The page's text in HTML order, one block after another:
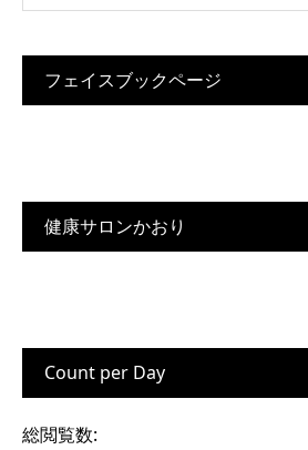
フェイスブックページ
健康サロンかおり
Count per Day
総閲覧数: